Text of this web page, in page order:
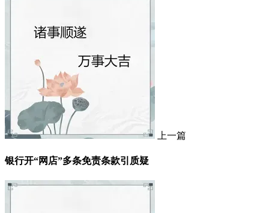
上一篇
银行开“网店”多条免责条款引质疑